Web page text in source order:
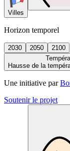
Villes
Horizon temporel
2030 2050
2100
Hausse de la
Une initiative par
Soutenir le projet